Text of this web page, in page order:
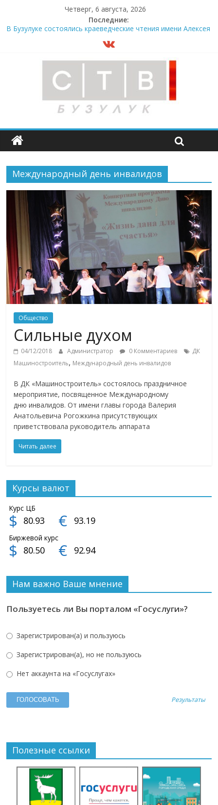
Четверг, 6 августа, 2026
Последние:
В Бузулуке состоялись краеведческие чтения имени Алексея
Опасность рядом
«Оренбургнефть» – энергия талантов
Более 330 дорожных объектов планируется завершить до
Международный день инвалидов
Общество
Сильные духом
04/12/2018 Администратор 0 Комментариев
ДК
Машиностроитель, Международный день инвалидов
В ДК «Машиностроитель» состоялось праздничное
мероприятие, посвященное Международному
дню инвалидов. От имени главы города Валерия
Анатольевича Рогожкина присутствующих
приветствовала руководитель аппарата
Читать далее
Курсы валют
Курс ЦБ
$ 80.93 € 93.19
Биржевой курс
$ 80.50 € 92.94
Нам важно Ваше мнение
Пользуетесь ли Вы порталом «Госуслуги»?
Зарегистрирован(а) и пользуюсь
Зарегистрирован(а), но не пользуюсь
Нет аккаунта на «Госуслугах»
Результаты
Полезные ссылки